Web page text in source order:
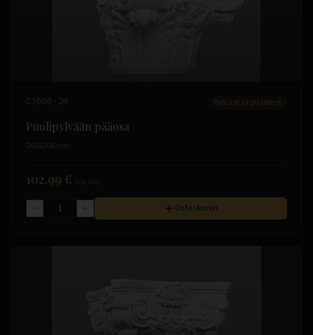
C1000-2H Pylväät ja pilasterit
Puolipylvään pääosa
265x205 mm
102.99 €
Ostoskoriin